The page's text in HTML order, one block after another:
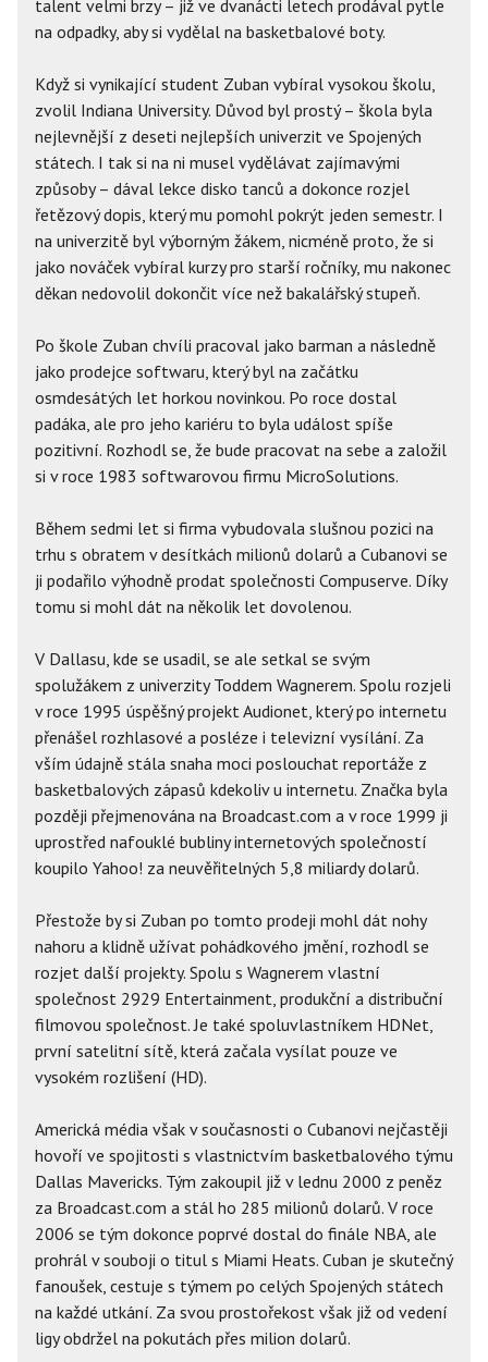
talent velmi brzy – již ve dvanácti letech prodával pytle
na odpadky, aby si vydělal na basketbalové boty.
Když si vynikající student Zuban vybíral vysokou školu,
zvolil Indiana University. Důvod byl prostý – škola byla
nejlevnější z deseti nejlepších univerzit ve Spojených
státech. I tak si na ni musel vydělávat zajímavými
způsoby – dával lekce disko tanců a dokonce rozjel
řetězový dopis, který mu pomohl pokrýt jeden semestr. I
na univerzitě byl výborným žákem, nicméně proto, že si
jako nováček vybíral kurzy pro starší ročníky, mu nakonec
děkan nedovolil dokončit více než bakalářský stupeň.
Po škole Zuban chvíli pracoval jako barman a následně
jako prodejce softwaru, který byl na začátku
osmdesátých let horkou novinkou. Po roce dostal
padáka, ale pro jeho kariéru to byla událost spíše
pozitivní. Rozhodl se, že bude pracovat na sebe a založil
si v roce 1983 softwarovou firmu MicroSolutions.
Během sedmi let si firma vybudovala slušnou pozici na
trhu s obratem v desítkách milionů dolarů a Cubanovi se
ji podařilo výhodně prodat společnosti Compuserve. Díky
tomu si mohl dát na několik let dovolenou.
V Dallasu, kde se usadil, se ale setkal se svým
spolužákem z univerzity Toddem Wagnerem. Spolu rozjeli
v roce 1995 úspěšný projekt Audionet, který po internetu
přenášel rozhlasové a posléze i televizní vysílání. Za
vším údajně stála snaha moci poslouchat reportáže z
basketbalových zápasů kdekoliv u internetu. Značka byla
později přejmenována na Broadcast.com a v roce 1999 ji
uprostřed nafouklé bubliny internetových společností
koupilo Yahoo! za neuvěřitelných 5,8 miliardy dolarů.
Přestože by si Zuban po tomto prodeji mohl dát nohy
nahoru a klidně užívat pohádkového jmění, rozhodl se
rozjet další projekty. Spolu s Wagnerem vlastní
společnost 2929 Entertainment, produkční a distribuční
filmovou společnost. Je také spoluvlastníkem HDNet,
první satelitní sítě, která začala vysílat pouze ve
vysokém rozlišení (HD).
Americká média však v současnosti o Cubanovi nejčastěji
hovoří ve spojitosti s vlastnictvím basketbalového týmu
Dallas Mavericks. Tým zakoupil již v lednu 2000 z peněz
za Broadcast.com a stál ho 285 milionů dolarů. V roce
2006 se tým dokonce poprvé dostal do finále NBA, ale
prohrál v souboji o titul s Miami Heats. Cuban je skutečný
fanoušek, cestuje s týmem po celých Spojených státech
na každé utkání. Za svou prostořekost však již od vedení
ligy obdržel na pokutách přes milion dolarů.